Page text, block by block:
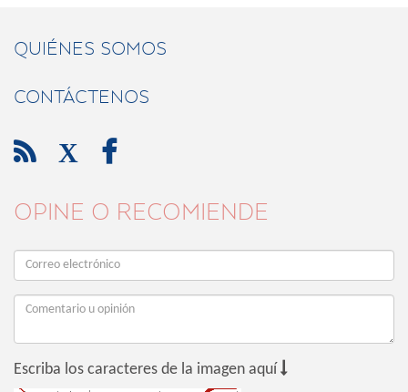
QUIÉNES SOMOS
CONTÁCTENOS
 X 
OPINE O RECOMIENDE
Escriba los caracteres de la imagen aquí 